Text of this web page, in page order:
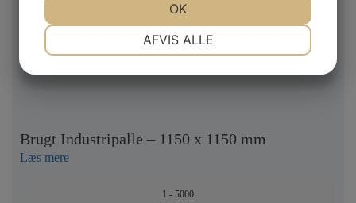
Brugt Industripalle – 1150 x 1150 mm
Læs mere
1 - 5000
AFVIS ALLE
OK